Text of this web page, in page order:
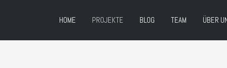
HOME PROJEKTE BLOG TEAM ÜBER